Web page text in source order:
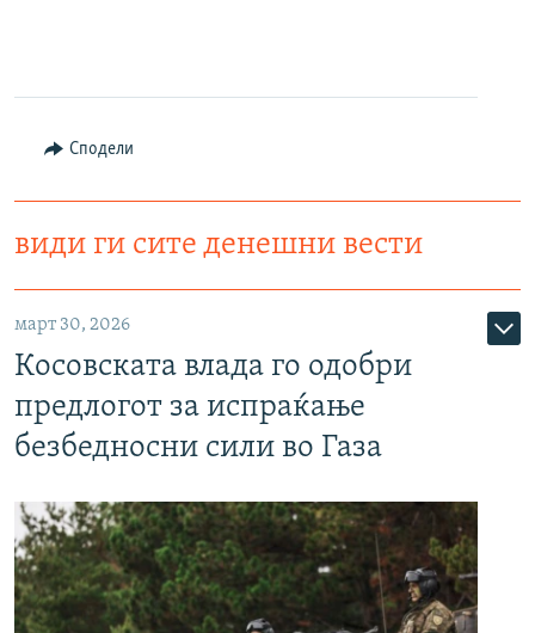
Сподели
види ги сите денешни вести
март 30, 2026
Косовската влада го одобри
предлогот за испраќање
безбедносни сили во Газа